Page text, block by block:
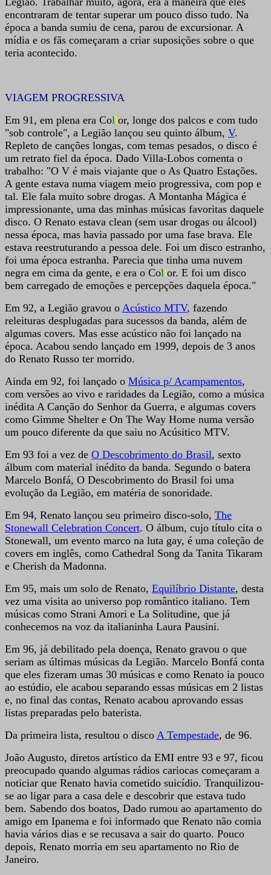
encontraram de tentar superar um pouco disso tudo. Na
época a banda sumiu de cena, parou de excursionar. A
mídia e os fãs começaram a criar suposições sobre o que
teria acontecido.
VIAGEM PROGRESSIVA
Em 91, em plena era Collor, longe dos palcos e com tudo
"sob controle", a Legião lançou seu quinto álbum, V.
Repleto de canções longas, com temas pesados, o disco é
um retrato fiel da época. Dado Villa-Lobos comenta o
trabalho: "O V é mais viajante que o As Quatro Estações.
A gente estava numa viagem meio progressiva, com pop e
tal. Ele fala muito sobre drogas. A Montanha Mágica é
impressionante, uma das minhas músicas favoritas daquele
disco. O Renato estava clean (sem usar drogas ou álcool)
nessa época, mas havia passado por uma fase brava. Ele
estava reestruturando a pessoa dele. Foi um disco estranho,
foi uma época estranha. Parecia que tinha uma nuvem
negra em cima da gente, e era o Collor. E foi um disco
bem carregado de emoções e percepções daquela época."
Em 92, a Legião gravou o Acústico MTV, fazendo
releituras desplugadas para sucessos da banda, além de
algumas covers. Mas esse acústico não foi lançado na
época. Acabou sendo lançado em 1999, depois de 3 anos
do Renato Russo ter morrido.
Ainda em 92, foi lançado o Música p/ Acampamentos,
com versões ao vivo e raridades da Legião, como a música
inédita A Canção do Senhor da Guerra, e algumas covers
como Gimme Shelter e On The Way Home numa versão
um pouco diferente da que saiu no Acúsitico MTV.
Em 93 foi a vez de O Descobrimento do Brasil, sexto
álbum com material inédito da banda. Segundo o batera
Marcelo Bonfá, O Descobrimento do Brasil foi uma
evolução da Legião, em matéria de sonoridade.
Em 94, Renato lançou seu primeiro disco-solo, The
Stonewall Celebration Concert. O álbum, cujo título cita o
Stonewall, um evento marco na luta gay, é uma coleção de
covers em inglês, como Cathedral Song da Tanita Tikaram
e Cherish da Madonna.
Em 95, mais um solo de Renato, Equilíbrio Distante, desta
vez uma visita ao universo pop romântico italiano. Tem
músicas como Strani Amori e La Solitudine, que já
conhecemos na voz da italianinha Laura Pausini.
Em 96, já debilitado pela doença, Renato gravou o que
seriam as últimas músicas da Legião. Marcelo Bonfá conta
que eles fizeram umas 30 músicas e como Renato ia pouco
ao estúdio, ele acabou separando essas músicas em 2 listas
e, no final das contas, Renato acabou aprovando essas
listas preparadas pelo baterista.
Da primeira lista, resultou o disco A Tempestade, de 96.
João Augusto, diretos artístico da EMI entre 93 e 97, ficou
preocupado quando algumas rádios cariocas começaram a
noticiar que Renato havia cometido suicídio. Tranquilizou-
se ao ligar para a casa dele e descobrir que estava tudo
bem. Sabendo dos boatos, Dado rumou ao apartamento do
amigo em Ipanema e foi informado que Renato não comia
havia vários dias e se recusava a sair do quarto. Pouco
depois, Renato morria em seu apartamento no Rio de
Janeiro.